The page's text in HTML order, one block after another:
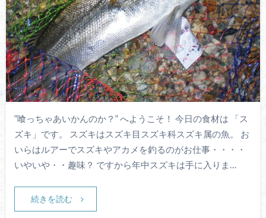
”喰っちゃあいかんのか？” へようこそ！ 今日の食材は 「ス
ズキ」です。 スズキはスズキ目スズキ科スズキ属の魚。 お
いらはルアーでスズキやアカメを釣るのがお仕事・・・・
いやいや・・趣味？ ですから年中スズキは手に入りま…
続きを読む